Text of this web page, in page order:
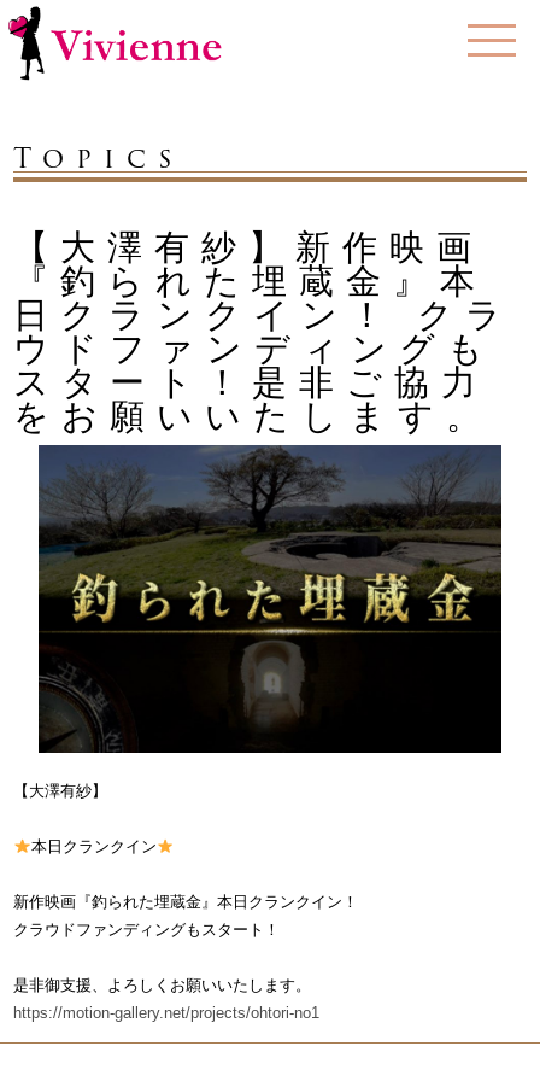
Topics
【大澤有紗】新作映画
『釣られた埋蔵金』本
日クランクイン！ クラ
ウドファンディングも
スタート！是非ご協力
をお願いいたします。
【大澤有紗】
本日クランクイン
新作映画『釣られた埋蔵金』本日クランクイン！
クラウドファンディングもスタート！
是非御支援、よろしくお願いいたします。
https://motion-gallery.net/projects/ohtori-no1